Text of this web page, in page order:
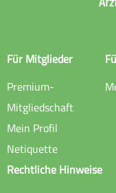
Für Mitglieder
Premium-
Mitgliedschaft
Mein Profil
Netiquette
Rechtliche Hinweise